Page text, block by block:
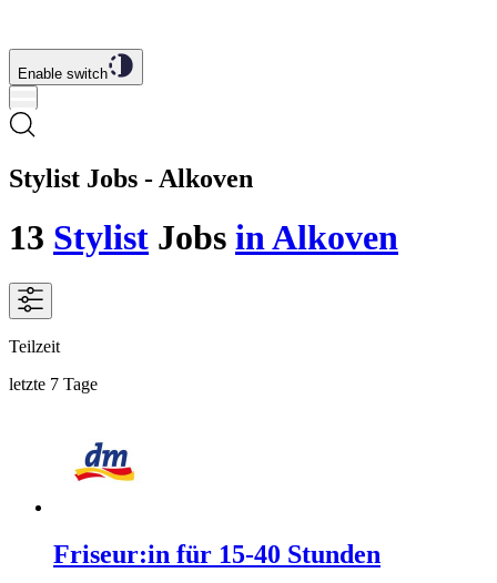
Enable switch
Stylist Jobs - Alkoven
13 Stylist Jobs in Alkoven
Teilzeit
letzte 7 Tage
Friseur:in für 15-40 Stunden